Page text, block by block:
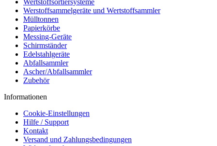
Wertstoffsortiersysteme
Werstoffsammelgeräte und Wertstoffsammler
Mülltonnen
Papierkörbe
Messing-Geräte
Schirmständer
Edelstahlgeräte
Abfallsammler
Ascher/Abfallsammler
Zubehör
Informationen
Cookie-Einstellungen
Hilfe / Support
Kontakt
Versand und Zahlungsbedingungen